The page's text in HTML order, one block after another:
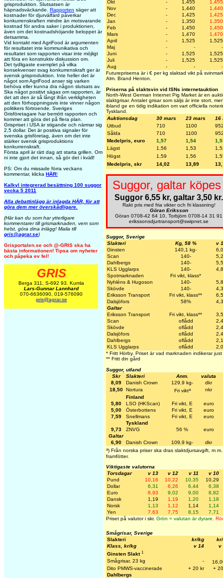
grisproduktion. Slutsatsen är
häpnadsväckande. Rapporten säger att
kostnader för djurvälfärd påverkar
konkurrenskraften mindre än motsvarande
kostnad för andra saker i produktionen,
även om det kostnadshöjande beloppet är
detsamma.
Vid kontakt med AgriFood är argumenten
för resultatet inte kommunikativa och
resultatet som rapporten visar inte möjligt
att föra en konstruktiv diskussion om.
Det tydligaste exemplet på vilka
konsekvenser svag konkurrenskraft ger är
svensk grisproduktion. Inte heller det är
något som AgriFood anser sig varken
behöva eller kunna dra någon slutsats av.
Ska något positivt sägas om rapporten, är
det att den är så långt ifrån verkligheten
att den förhoppningsvis inte vinner någon
politikers förtroende. Sveriges
Grisföretagare har bemött rapporten och
kommer att göra det på flera plan.
Grispriset i USA är stigande och närmar sig
2,5 dollar. Det är positiva signaler för
svenska grisföretag, även om det inte
stärker svensk grisproduktions
konkurrenskraft.
Första april är rätt dag att starta grillen. Om
ni inte gjort det innan, så gör det i kväll!
PS: Om du missade förra veckans
kommentar, klicka HÄR!
Kalkyl integrerad besättning 100 suggor
vecka 5 2011
Alla debattinlägg är inlagda HÄR, för att
göra dem mer överskådligare.
(Här kan du som har ytterligare
kommentarer till grismarknaden, vem som
helst, göra dina inlägg! Maila till
gris@agrar.se)
Grisportalen.se och @-GRIS ska ha
bästa informationen! Tipsa om nyheter
och påpeka ev fel!
GRIS
Berga 311, S-692 93. Kumla
Lars-Gunnar Lannhard
070-6636090, 019-576090
gris@agrar.se
Okt - 1,455
1,455
Nov
- 1,440
1,440
Dec
- 1,425
1,425
Jan
- 1,350
1,350
Feb
- 1,450
1,450
Mars
- 1,470
1,470
April
- 1,525
1,525
Maj
- -
-
Juni
- 1,525
1,525
Juli
- 1,525
1,525
Aug
- -
-
Futurepriserna är i € per kg slaktad vikt på
Alm. Brand Henton.
Priserna på slaktsvin vid ISNs internetauktion
North-West German Internet Pig Market är en
slaktgrisar. Antalet grisar som säljs är inte stort,
ibland ge en tidig indikation om vart officiella
Tyskland.
Auktionsdag
30 mars 23 mars
16
Utbud
710 1100
Sålda
710 1100
Medelpris, euro
1,57 1,54
Lägst
1,56 1,53
Högst
1,59 1,56
Medelpris, skr
14,02 13,89
Suggor, galtar
Suggor 6,55 kr, galtar 3,50 kr.
Rakt pris med fria vikter och fri klassning!
Göran Eriksson
Göran 0708-42 64 10, Torbjörn 0708-14 31 91
erikssonsdjurtransport@swipnet.se
Suggor, Sverige
Slakteri
Kg, 58 %
v
Ginsten
140,1 kg-
Scan
140-
Dahlbergs
140-
KLS Ugglarps
140-
Spotmarknaden
Fri vikt, klass*
Nyhléns & Hugoson
140-
Skövde
140-
Eriksson Transport
Fri vikt, klass**
Dalsjöfors
58%
Galtar
Eriksson Transport
Fri vikt, klass**
Scan
oflådd
Skövde
oflådd
Dalsjöfors
oflådd
Dahlbergs
oflådd
KLS Ugglarps
oflådd
* Fritt Hörby. Priset är vad marknaden indikerar
** Fritt din gård
Suggor, utland
Skr
Slakteri Anm.
valuta
8,09
Danish Crown 129,9 kg-
dkr
18,50 Nortura Fri vikta
nkr
Finland
5,80
LSO (HKScan) Fri vikt, E
euro
5,00
Österbottens Fri vikt, E
euro
7,59
Snellmans Fri vikt, E
euro
Tyskland
9,73
ZNVG 56 %
euro
Galtar
6,90
Danish Crown 109,9 kg- dkr
a) Från norska priser ska dras slaktdjursavgift, m
framfötter.
Viktigaste valutorna
Torsdagar
v 13 v 12 v 11
v 10
Pund
10,16 10,22 10,35
10,29
Dollar
6,31 6,26 6,44
6,38
Euro
8,93 9,02 9,00
8,82
Dansk
1,19 1,19 1,20
1,18
Norsk
1,13 1,12 1,14
1,14
Yen
7,63 7,75 8,15
7,71
Priset på valutor i skr. Grön = valutan är dyrare.
Smågrisar, Sverige
Slakteri
kr/kg
Klass, kr/kg
v 14
v
Ginsten Slakt 1
Smågrisar, 23 kg -
Dito PMWS-vaccinerade
+ 20 kr
+
Dahlbergs